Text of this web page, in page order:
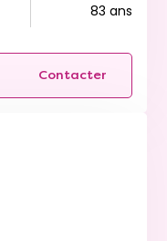
83 ans
Contacter